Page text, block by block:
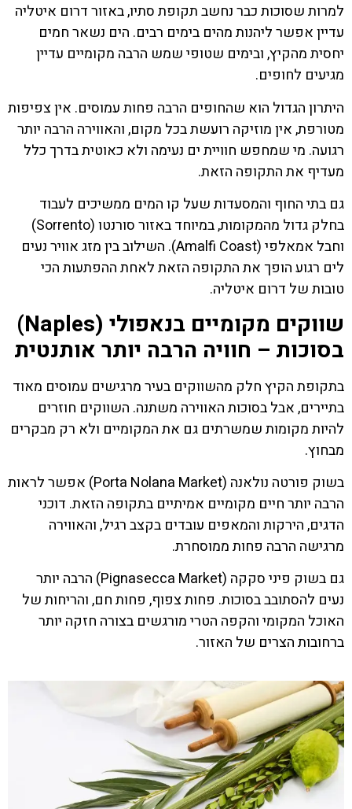
למרות שסוכות כבר נחשב תקופת סתיו, באזור דרום איטליה
עדיין אפשר ליהנות מהים בימים רבים. הים נשאר חמים
יחסית מהקיץ, ובימים שטופי שמש הרבה מקומיים עדיין
מגיעים לחופים.
היתרון הגדול הוא שהחופים הרבה פחות עמוסים. אין צפיפות
מטורפת, אין מוזיקה רועשת בכל מקום, והאווירה הרבה יותר
רגועה. מי שמחפש חוויית ים נעימה ולא כאוטית בדרך כלל
מעדיף את התקופה הזאת.
גם בתי החוף והמסעדות שעל קו המים ממשיכים לעבוד
בחלק גדול מהמקומות, במיוחד באזור סורנטו (Sorrento)
וחבל אמאלפי (Amalfi Coast). השילוב בין מזג אוויר נעים
לים רגוע הופך את התקופה הזאת לאחת ההפתעות הכי
טובות של דרום איטליה.
שווקים מקומיים בנאפולי (Naples)
בסוכות – חוויה הרבה יותר אותנטית
בתקופת הקיץ חלק מהשווקים בעיר מרגישים עמוסים מאוד
בתיירים, אבל בסוכות האווירה משתנה. השווקים חוזרים
להיות מקומות שמשרתים גם את המקומיים ולא רק מבקרים
מבחוץ.
בשוק פורטה נולאנה (Porta Nolana Market) אפשר לראות
הרבה יותר חיים מקומיים אמיתיים בתקופה הזאת. דוכני
הדגים, הירקות והמאפים עובדים בקצב רגיל, והאווירה
מרגישה הרבה פחות ממוסחרת.
גם בשוק פיני סקקה (Pignasecca Market) הרבה יותר
נעים להסתובב בסוכות. פחות צפוף, פחות חם, והריחות של
האוכל המקומי והקפה הטרי מורגשים בצורה חזקה יותר
ברחובות הצרים של האזור.